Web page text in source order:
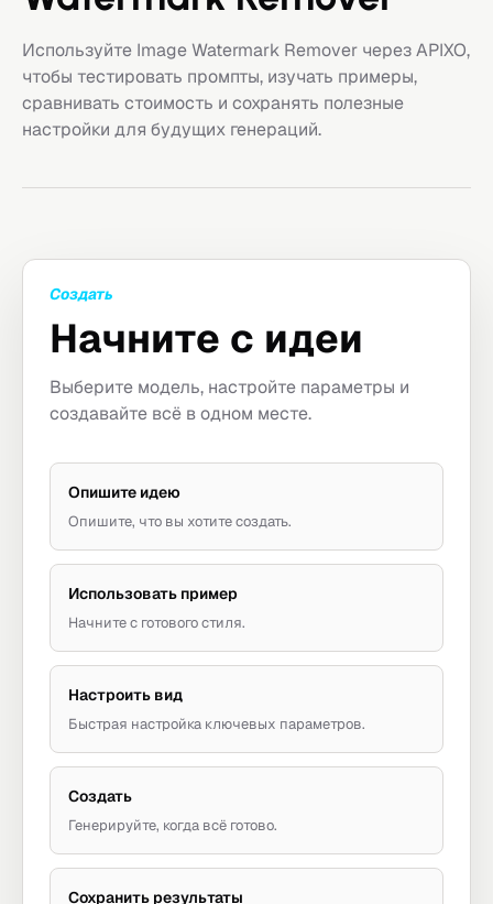
Используйте Image Watermark Remover через APIXO,
чтобы тестировать промпты, изучать примеры,
сравнивать стоимость и сохранять полезные
настройки для будущих генераций.
Создать
Начните с идеи
Выберите модель, настройте параметры и
создавайте всё в одном месте.
Опишите идею
Опишите, что вы хотите создать.
Использовать пример
Начните с готового стиля.
Настроить вид
Быстрая настройка ключевых параметров.
Создать
Генерируйте, когда всё готово.
Сохранить результаты